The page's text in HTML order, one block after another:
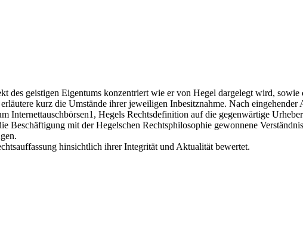
des geistigen Eigentums konzentriert wie er von Hegel dargelegt wird,
kurz die Umstände ihrer jeweiligen Inbesitznahme. Nach
Internettauschbörsen1, Hegels Rechtsdefinition auf die gegenwärtige
Beschäftigung mit der Hegelschen Rechtsphilosophie gewonnene
hinsichtlich ihrer Integrität und Aktualität bewertet.